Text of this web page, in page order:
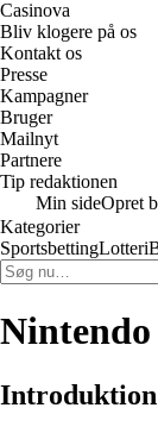
Casinova
Bliv klogere på os
Kontakt os
Presse
Kampagner
Bruger
Mailnyt
Partnere
Tip redaktionen
Min sideOpret
Kategorier
SportsbettingLotteri